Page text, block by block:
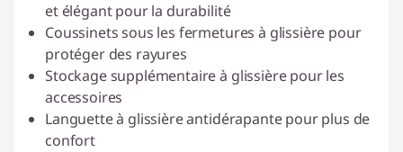
et élégant pour la durabilité
Coussinets sous les fermetures à glissière pour
protéger des rayures
Stockage supplémentaire à glissière pour les
accessoires
Languette à glissière antidérapante pour plus de
confort